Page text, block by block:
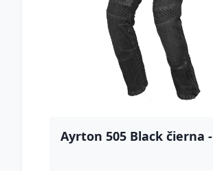
Ayrton 505 Black čierna